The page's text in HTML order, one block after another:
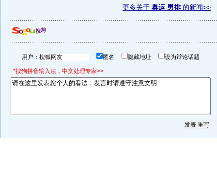
更多关于 奥运 男排的新闻>>
用户： 匿名 隐藏地址 设为辩论话题
*搜狗拼音输入法，中文处理专家>>